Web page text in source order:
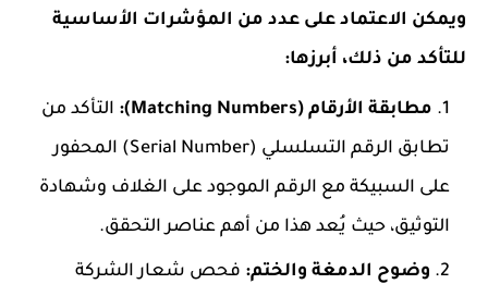
ويمكن الاعتماد على عدد من المؤشرات الأساسية
للتأكد من ذلك، أبرزها:
مطابقة الأرقام (Matching Numbers):
التأكد من
تطابق الرقم التسلسلي (Serial Number) المحفور
على السبيكة مع الرقم الموجود على الغلاف وشهادة
التوثيق، حيث يُعد هذا من أهم عناصر التحقق.
وضوح الدمغة والختم: فحص شعار الشركة